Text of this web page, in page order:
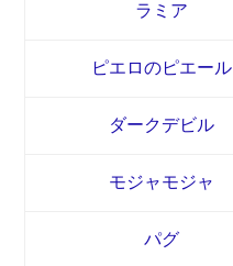
ラミア
ピエロのピエール
ダークデビル
モジャモジャ
パグ